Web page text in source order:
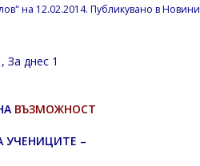
на 12.02.2014. Публикувано вНовини
, За днес 1
ВЪЗМОЖНОСТ
УЧЕНИЦИТЕ –